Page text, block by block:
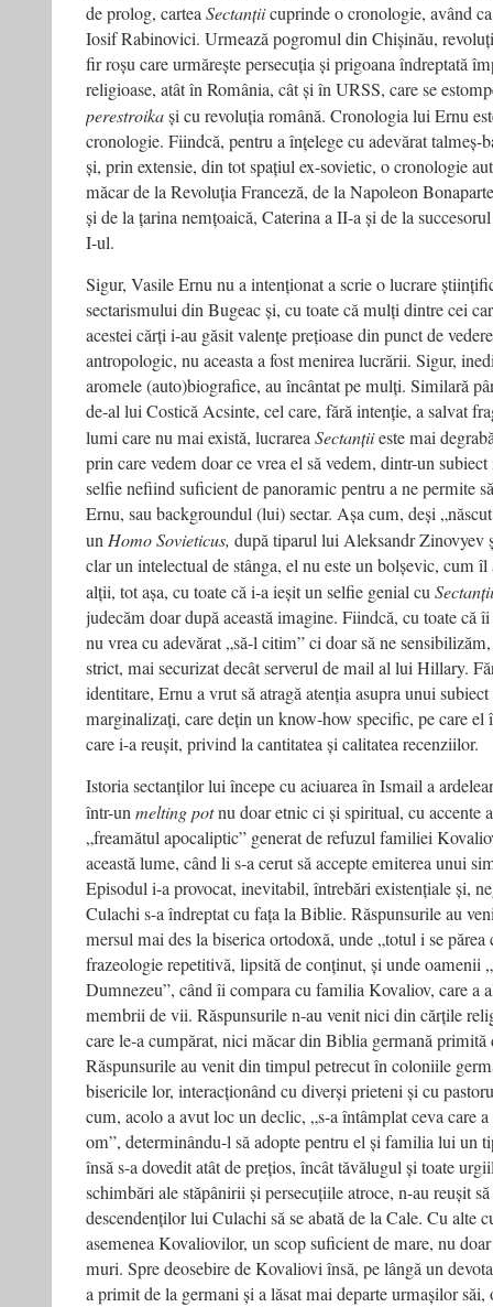
de prolog, carteaSectanțiicuprinde o cronologie, având
Iosif Rabinovici. Urmează pogromul din Chișinău,
fir roșu care urmărește persecuția și prigoana îndreptată
religioase, atât în România, cât și în URSS, care se
perestroikași cu revoluția română. Cronologia lui Ernu
cronologie. Fiindcă, pentru a înțelege cu adevărat talmeș-
și, prin extensie, din tot spațiul ex-sovietic, o cronologie
măcar de la Revoluția Franceză, de la Napoleon
și de la țarina nemțoaică, Caterina a II-a și de la
I-ul.
Sigur, Vasile Ernu nu a intenționat a scrie o lucrare
sectarismului din Bugeac și, cu toate că mulți dintre cei
acestei cărți i-au găsit valențe prețioase din punct de
antropologic, nu aceasta a fost menirea lucrării. Sigur,
aromele (auto)biografice, au încântat pe mulți. Similară
de-al lui Costică Acsinte, cel care, fără intenție, a salvat
lumi care nu mai există, lucrareaSectanțiieste mai
prin care vedem doar ce vrea el să vedem, dintr-un
selfie nefiind suficient de panoramic pentru a ne permite
Ernu, sau backgroundul (lui) sectar. Așa cum, deși
un Homo Sovieticus, după tiparul lui Aleksandr Zinovyev
clar un intelectual de stânga, el nu este un bolșevic, cum
alții, tot așa, cu toate că i-a ieșit un selfie genial cuSectanții
judecăm doar după această imagine. Fiindcă, cu toate că
nu vrea cu adevărat „să-l citim” ci doar să ne
strict, mai securizat decât serverul de mail al lui Hillary.
identitare, Ernu a vrut să atragă atenția asupra unui
marginalizați, care dețin un know-how specific, pe care el
care i-a reușit, privind la cantitatea și calitatea recenziilor.
Istoria sectanților lui începe cu aciuarea în Ismail a
într-unmelting potnu doar etnic ci și spiritual, cu accente
„freamătul apocaliptic” generat de refuzul familiei
această lume, când li s-a cerut să accepte emiterea unui
Episodul i-a provocat, inevitabil, întrebări existențiale și,
Culachi s-a îndreptat cu fața la Biblie. Răspunsurile au
mersul mai des la biserica ortodoxă, unde „totul i se
frazeologie repetitivă, lipsită de conținut, și unde oamenii
Dumnezeu”, când îi compara cu familia Kovaliov, care a
membrii de vii. Răspunsurile n-au venit nici din cărțile
care le-a cumpărat, nici măcar din Biblia germană primită
Răspunsurile au venit din timpul petrecut în coloniile
bisericile lor, interacționând cu diverși prieteni și cu
cum, acolo a avut loc un declic, „s-a întâmplat ceva care
om”, determinându-l să adopte pentru el și familia lui un
însă s-a dovedit atât de prețios, încât tăvălugul și toate
schimbări ale stăpânirii și persecuțiile atroce, n-au reușit
descendenților lui Culachi să se abată de la Cale. Cu alte
asemenea Kovaliovilor, un scop suficient de mare, nu
muri. Spre deosebire de Kovaliovi însă, pe lângă un
a primit de la germani și a lăsat mai departe urmașilor săi,